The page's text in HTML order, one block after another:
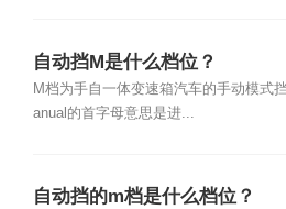
自动挡M是什么档位？
M档为手自一体变速箱汽车的手动模式
anual的首字母意思是进...
自动挡的m档是什么档位？